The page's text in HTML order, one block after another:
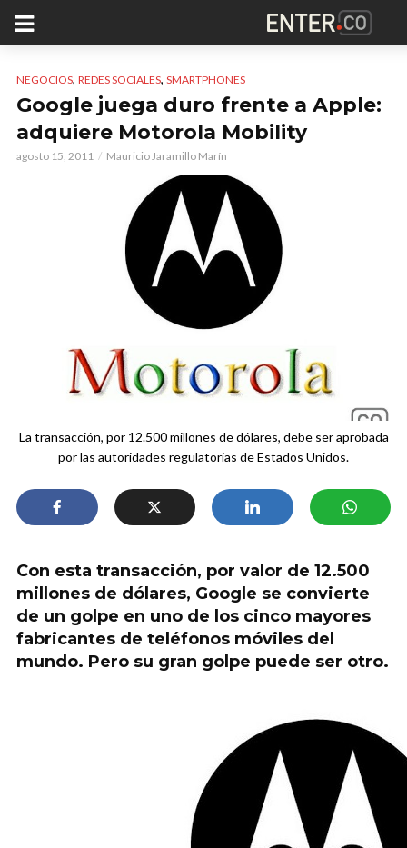
NEGOCIOS, REDES SOCIALES, SMARTPHONES
Google juega duro frente a Apple:
adquiere Motorola Mobility
agosto 15, 2011 Mauricio Jaramillo Marín
La transacción, por 12.500 millones de dólares, debe ser aprobada
por las autoridades regulatorias de Estados Unidos.
Con esta transacción, por valor de 12.500
millones de dólares, Google se convierte
de un golpe en uno de los cinco mayores
fabricantes de teléfonos móviles del
mundo. Pero su gran golpe puede ser otro.